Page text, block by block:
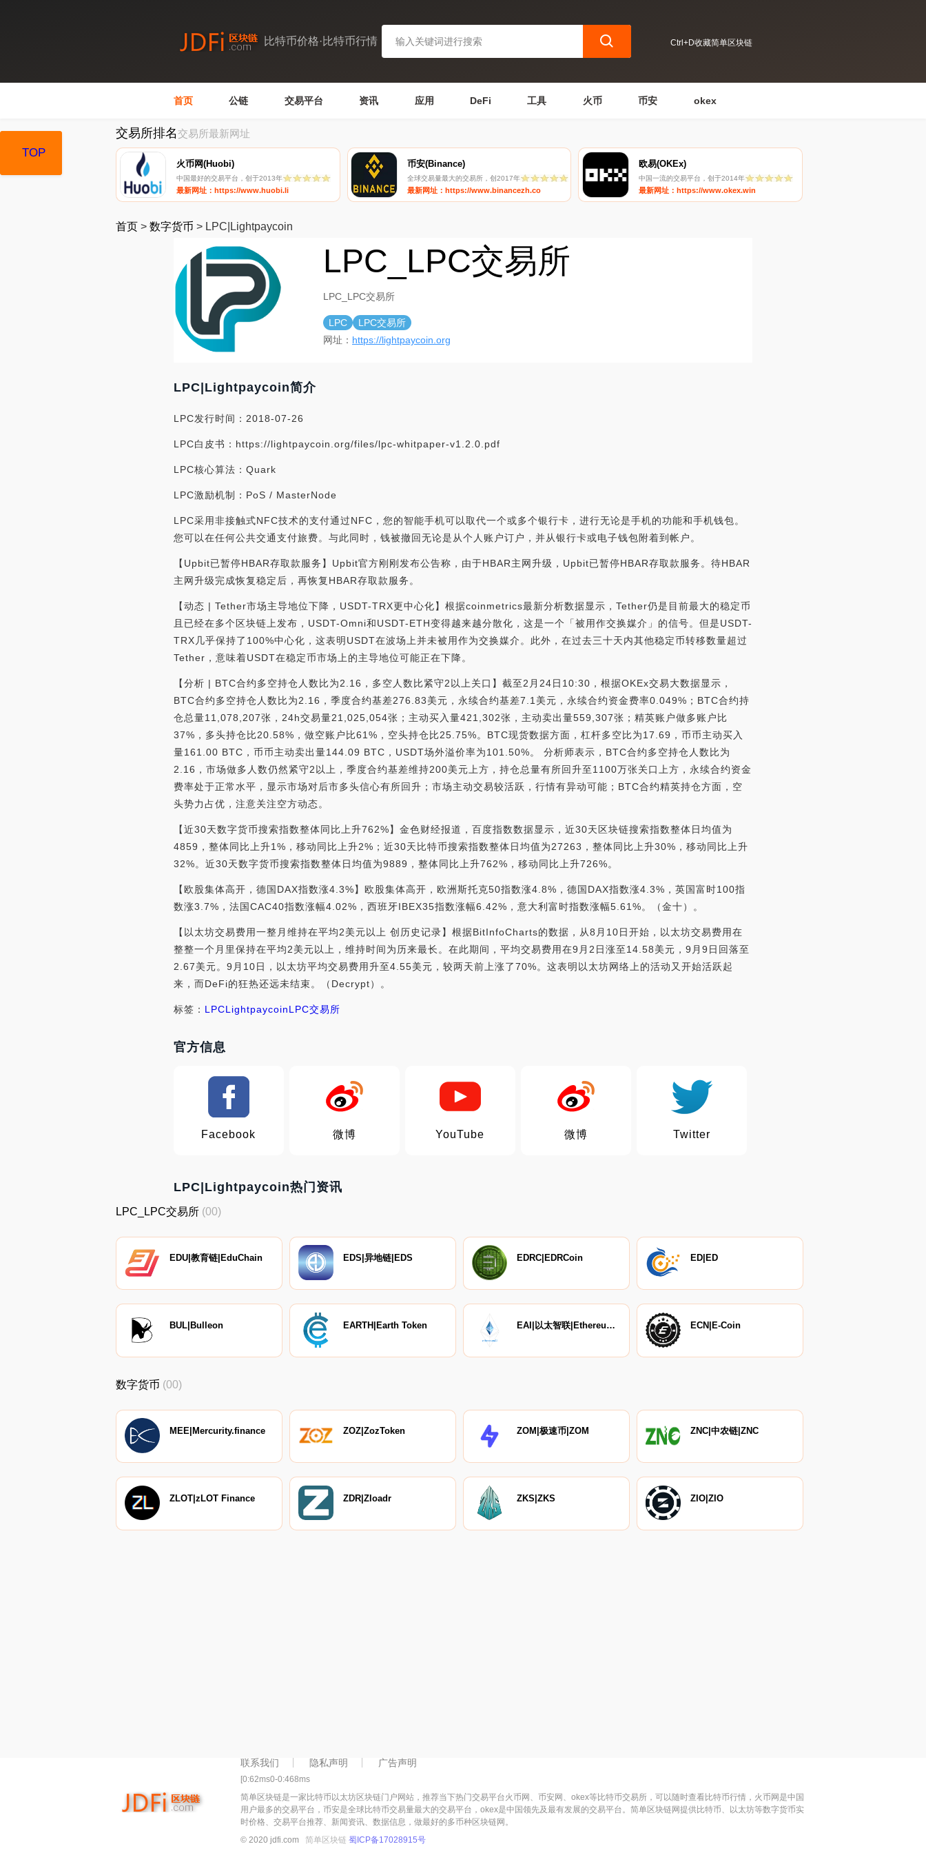
比特币价格·比特币行情 Ctrl+D收藏简单区块链
首页 公链 交易平台 资讯 应用 DeFi 工具 火币 币安 okex
交易所排名交易所最新网址
火币网(Huobi)
中国最好的交易平台，创于2013年
最新网址：https://www.huobi.li
币安(Binance)
全球交易量最大的交易所，创2017年
最新网址：https://www.binancezh.co
欧易(OKEx)
中国一流的交易平台，创于2014年
最新网址：https://www.okex.win
首页 > 数字货币 > LPC|Lightpaycoin
LPC_LPC交易所
LPC_LPC交易所
LPC
LPC交易所
网址： https://lightpaycoin.org
LPC|Lightpaycoin简介
LPC发行时间：2018-07-26
LPC白皮书：https://lightpaycoin.org/files/lpc-whitpaper-v1.2.0.pdf
LPC核心算法：Quark
LPC激励机制：PoS / MasterNode
LPC采用非接触式NFC技术的支付通过NFC，您的智能手机可以取代一个或多个银行卡，进行无论是手机的功能和手机钱包。
您可以在任何公共交通支付旅费。与此同时，钱被撤回无论是从个人账户订户，并从银行卡或电子钱包附着到帐户。
【Upbit已暂停HBAR存取款服务】Upbit官方刚刚发布公告称，由于HBAR主网升级，Upbit已暂停HBAR存取款服务。待HBAR
主网升级完成恢复稳定后，再恢复HBAR存取款服务。
【动态 | Tether市场主导地位下降，USDT-TRX更中心化】根据coinmetrics最新分析数据显示，Tether仍是目前最大的稳定币
且已经在多个区块链上发布，USDT-Omni和USDT-ETH变得越来越分散化，这是一个「被用作交换媒介」的信号。但是USDT-
TRX几乎保持了100%中心化，这表明USDT在波场上并未被用作为交换媒介。此外，在过去三十天内其他稳定币转移数量超过
Tether，意味着USDT在稳定币市场上的主导地位可能正在下降。
【分析 | BTC合约多空持仓人数比为2.16，多空人数比紧守2以上关口】截至2月24日10:30，根据OKEx交易大数据显示，
BTC合约多空持仓人数比为2.16，季度合约基差276.83美元，永续合约基差7.1美元，永续合约资金费率0.049%；BTC合约持
仓总量11,078,207张，24h交易量21,025,054张；主动买入量421,302张，主动卖出量559,307张；精英账户做多账户比
37%，多头持仓比20.58%，做空账户比61%，空头持仓比25.75%。BTC现货数据方面，杠杆多空比为17.69，币币主动买入
量161.00 BTC，币币主动卖出量144.09 BTC，USDT场外溢价率为101.50%。 分析师表示，BTC合约多空持仓人数比为
2.16，市场做多人数仍然紧守2以上，季度合约基差维持200美元上方，持仓总量有所回升至1100万张关口上方，永续合约资金
费率处于正常水平，显示市场对后市多头信心有所回升；市场主动交易较活跃，行情有异动可能；BTC合约精英持仓方面，空
头势力占优，注意关注空方动态。
【近30天数字货币搜索指数整体同比上升762%】金色财经报道，百度指数数据显示，近30天区块链搜索指数整体日均值为
4859，整体同比上升1%，移动同比上升2%；近30天比特币搜索指数整体日均值为27263，整体同比上升30%，移动同比上升
32%。近30天数字货币搜索指数整体日均值为9889，整体同比上升762%，移动同比上升726%。
【欧股集体高开，德国DAX指数涨4.3%】欧股集体高开，欧洲斯托克50指数涨4.8%，德国DAX指数涨4.3%，英国富时100指
数涨3.7%，法国CAC40指数涨幅4.02%，西班牙IBEX35指数涨幅6.42%，意大利富时指数涨幅5.61%。（金十）。
【以太坊交易费用一整月维持在平均2美元以上 创历史记录】根据BitInfoCharts的数据，从8月10日开始，以太坊交易费用在
整整一个月里保持在平均2美元以上，维持时间为历来最长。在此期间，平均交易费用在9月2日涨至14.58美元，9月9日回落至
2.67美元。9月10日，以太坊平均交易费用升至4.55美元，较两天前上涨了70%。这表明以太坊网络上的活动又开始活跃起
来，而DeFi的狂热还远未结束。（Decrypt）。
标签： LPCLightpaycoinLPC交易所
官方信息
Facebook 微博 YouTube 微博 Twitter
LPC|Lightpaycoin热门资讯
TOP
LPC_LPC交易所 (00)
EDU|教育链|EduChain EDS|异地链|EDS EDRC|EDRCoin ED|ED
BUL|Bulleon EARTH|Earth Token EAI|以太智联|EthereumAI ECN|E-Coin
TOP
数字货币 (00)
MEE|Mercurity.finance ZOZ|ZozToken ZOM|极速币|ZOM ZNC|中农链|ZNC
ZLOT|zLOT Finance ZDR|Zloadr ZKS|ZKS ZIO|ZIO
联系我们 隐私声明 广告声明
[0:62ms0-0:468ms
简单区块链是一家比特币以太坊区块链门户网站，推荐当下热门交易平台火币网、币安网、okex等比特币交易所，可以随时查看比特币行情，火币网是中国
用户最多的交易平台，币安是全球比特币交易量最大的交易平台，okex是中国领先及最有发展的交易平台。简单区块链网提供比特币、以太坊等数字货币实
时价格、交易平台推荐、新闻资讯、数据信息，做最好的多币种区块链网。
© 2020 jdfi.com简单区块链 蜀ICP备17028915号